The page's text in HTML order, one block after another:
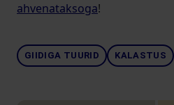
ahvenataksoga!
GIIDIGA TUURID KALASTUS